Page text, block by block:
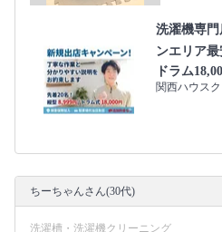
洗濯機専門
ンエリア最
ドラム
関西ハウス
ちーちゃんさん(30代)
洗濯槽・洗濯機クリーニング